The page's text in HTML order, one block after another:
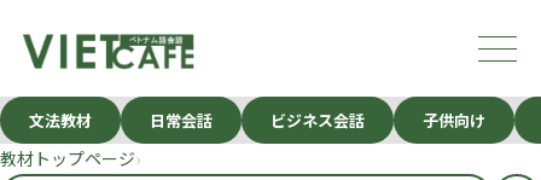
文法教材 日常会話 ビジネス会話 子供向け
教材トップページ